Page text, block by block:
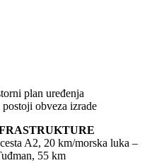
plan uređenja
obveza izrade
A2, 20 km/morska luka –
55 km